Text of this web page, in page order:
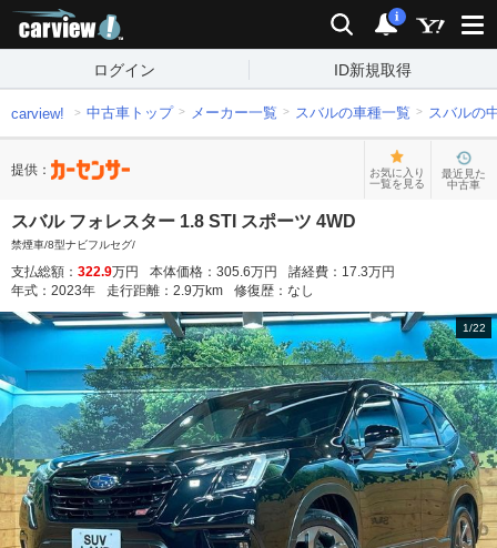
検索 通知
i
ログイン ID新規取得
carview! 中古車トップ メーカー一覧 スバルの車種一覧 スバルの
提供：
お気に入り
一覧を見る
最近見た
中古車
スバル フォレスター 1.8 STI スポーツ 4WD
禁煙車/8型ナビフルセグ/
支払総額： 322.9万円 本体価格： 305.6万円 諸経費： 17.3万円
年式： 2023年 走行距離： 2.9万km 修復歴： なし
1/22